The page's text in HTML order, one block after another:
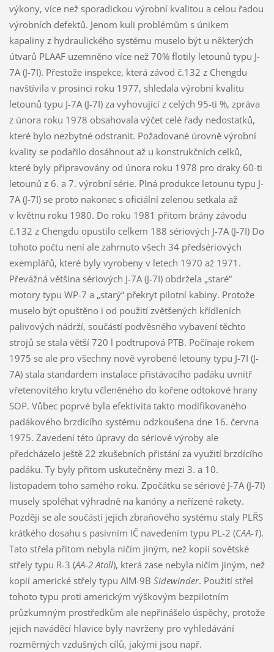
výkony, více než sporadickou výrobní kvalitou a celou řadou
výrobních defektů. Jenom kuli problémům s únikem
kapaliny z hydraulického systému muselo být u některých
útvarů PLAAF uzemněno více než 70% flotily letounů typu J-
7A (J-7I). Přestože inspekce, která závod č.132 z Chengdu
navštívila v prosinci roku 1977, shledala výrobní kvalitu
letounů typu J-7A (J-7I) za vyhovující z celých 95-ti %, zpráva
z února roku 1978 obsahovala výčet celé řady nedostatků,
které bylo nezbytné odstranit. Požadované úrovně výrobní
kvality se podařilo dosáhnout až u konstrukčních celků,
které byly připravovány od února roku 1978 pro draky 60-ti
letounů z 6. a 7. výrobní série. Plná produkce letounu typu J-
7A (J-7I) se proto nakonec s oficiální zelenou setkala až
v květnu roku 1980. Do roku 1981 přitom brány závodu
č.132 z Chengdu opustilo celkem 188 sériových J-7A (J-7I) Do
tohoto počtu není ale zahrnuto všech 34 předsériových
exemplářů, které byly vyrobeny v letech 1970 až 1971.
Převážná většina sériových J-7A (J-7I) obdržela „staré“
motory typu WP-7 a „starý“ překryt pilotní kabiny. Protože
muselo být opuštěno i od použití zvětšených křídleních
palivových nádrží, součástí podvěsného vybavení těchto
strojů se stala větší 720 l podtrupová PTB. Počínaje rokem
1975 se ale pro všechny nově vyrobené letouny typu J-7I (J-
7A) stala standardem instalace přistávacího padáku uvnitř
vřetenovitého krytu včleněného do kořene odtokové hrany
SOP. Vůbec poprvé byla efektivita takto modifikovaného
padákového brzdícího systému odzkoušena dne 16. června
1975. Zavedení této úpravy do sériové výroby ale
předcházelo ještě 22 zkušebních přistání za využití brzdícího
padáku. Ty byly přitom uskutečněny mezi 3. a 10.
listopadem toho samého roku. Zpočátku se sériové J-7A (J-7I)
musely spoléhat výhradně na kanóny a neřízené rakety.
Později se ale součástí jejich zbraňového systému staly PLŘS
krátkého dosahu s pasivním IČ navedením typu PL-2 (CAA-1).
Tato střela přitom nebyla ničím jiným, než kopií sovětské
střely typu R-3 (AA-2 Atoll), která zase nebyla ničím jiným, než
kopií americké střely typu AIM-9B Sidewinder. Použití střel
tohoto typu proti americkým výškovým bezpilotním
průzkumným prostředkům ale nepřinášelo úspěchy, protože
jejich naváděcí hlavice byly navrženy pro vyhledávání
rozměrných vzdušných cílů, jakými jsou např.